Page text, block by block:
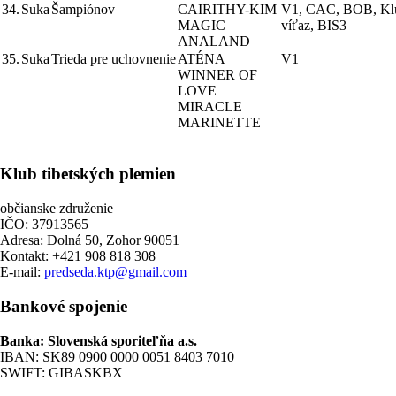
34. Suka Šampiónov
CAIRITHY-KIM
MAGIC
ANALAND
V1, CAC, BOB,
víťaz, BIS3
35. SukaTrieda pre uchovnenieATÉNA
WINNER OF
LOVE
MIRACLE
MARINETTE
V1
Klub tibetských plemien
občianske združenie
IČO: 37913565
Adresa: Dolná 50, Zohor 90051
Kontakt: +421 908 818 308
E-mail: predseda.ktp@gmail.com
Bankové spojenie
Banka: Slovenská sporiteľňa a.s.
IBAN: SK89 0900 0000 0051 8403 7010
SWIFT: GIBASKBX